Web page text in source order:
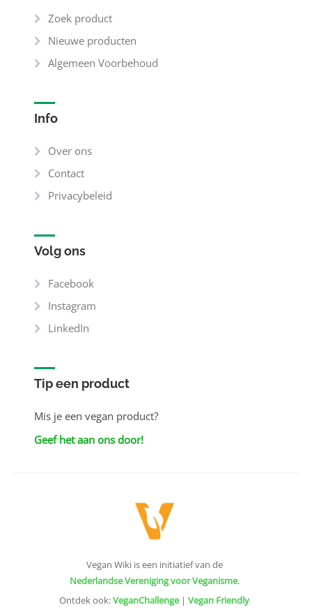
Zoek product
Nieuwe producten
Algemeen Voorbehoud
Info
Over ons
Contact
Privacybeleid
Volg ons
Facebook
Instagram
LinkedIn
Tip een product
Mis je een vegan product?
Geef het aan ons door!
Vegan Wiki is een initiatief van de
Nederlandse Vereniging voor Veganisme.
Ontdek ook:VeganChallenge| Vegan Friendly